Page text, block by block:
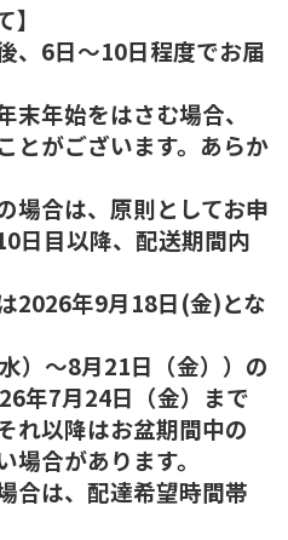
、6日～10日程度でお届
年始をはさむ場合、
とがございます。あらか
場合は、原則としてお申
日目以降、配送期間内
2026年9月18日(金)とな
）～8月21日（金））の
年7月24日（金）まで
れ以降はお盆期間中の
合があります。
合は、配達希望時間帯